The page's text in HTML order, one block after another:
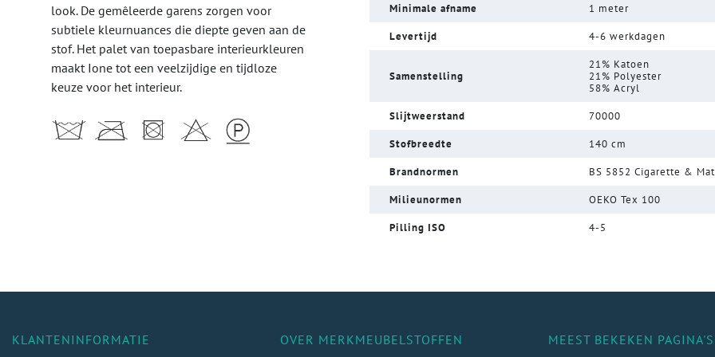
look. De gemêleerde garens zorgen voor
subtiele kleurnuances die diepte geven aan de
stof. Het palet van toepasbare interieurkleuren
maakt Ione tot een veelzijdige en tijdloze
keuze voor het interieur.
Minimale afname 1 meter
Levertijd 4-6 werkdagen
Samenstelling
21% Katoen
21% Polyester
58% Acryl
Slijtweerstand 70000
Stofbreedte 140 cm
Brandnormen BS 5852 Cigarette &
Milieunormen OEKO Tex 100
Pilling ISO 4-5
KLANTENINFORMATIE OVER MERKMEUBELSTOFFEN MEEST BEKEKEN PAGINA'S